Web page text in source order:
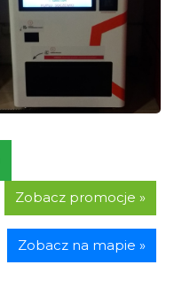
Zobacz promocje »
Zobacz na mapie »